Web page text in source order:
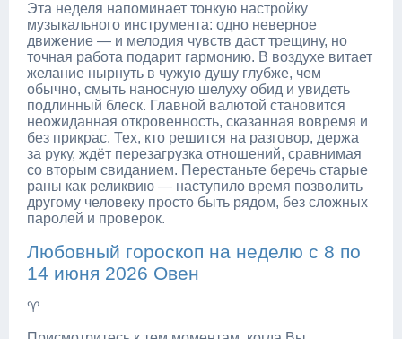
Эта неделя напоминает тонкую настройку
музыкального инструмента: одно неверное
движение — и мелодия чувств даст трещину, но
точная работа подарит гармонию. В воздухе витает
желание нырнуть в чужую душу глубже, чем
обычно, смыть наносную шелуху обид и увидеть
подлинный блеск. Главной валютой становится
неожиданная откровенность, сказанная вовремя и
без прикрас. Тех, кто решится на разговор, держа
за руку, ждёт перезагрузка отношений, сравнимая
со вторым свиданием. Перестаньте беречь старые
раны как реликвию — наступило время позволить
другому человеку просто быть рядом, без сложных
паролей и проверок.
Любовный гороскоп на неделю с 8 по
14 июня 2026 Овен
♈